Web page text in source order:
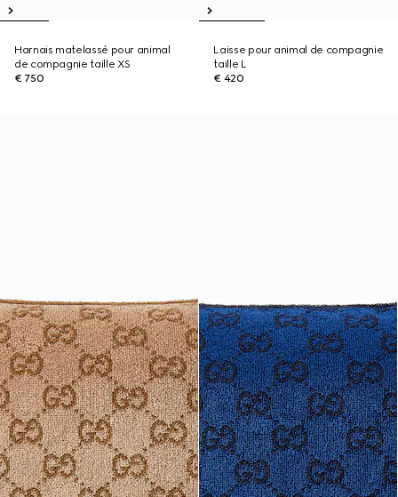
Harnais matelassé pour animal
de compagnie taille XS
€ 750
Laisse pour animal de compagnie
taille L
€ 420